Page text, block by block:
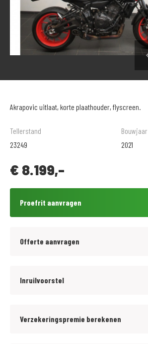
Akrapovic uitlaat, korte plaathouder, flyscreen.
Tellerstand
23249
Bouwjaar
2021
€ 8.199,-
Proefrit aanvragen
Offerte aanvragen
Inruilvoorstel
Verzekeringspremie berekenen